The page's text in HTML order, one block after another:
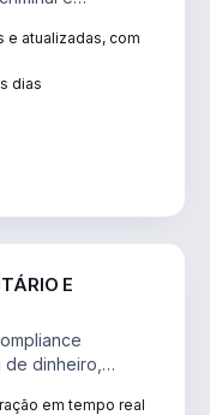
e atualizadas, com
dias
E
dinheiro,
em tempo real